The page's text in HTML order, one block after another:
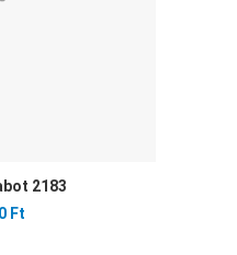
2183
Ft